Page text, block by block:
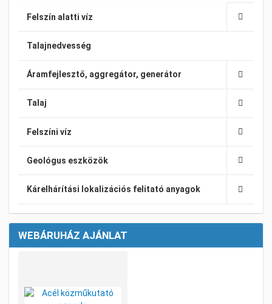
Felszín alatti víz
Talajnedvesség
Áramfejlesztő, aggregátor, generátor
Talaj
Felszíni víz
Geológus eszközök
Kárelhárítási lokalizációs felitató anyagok
WEBÁRUHÁZ AJÁNLAT